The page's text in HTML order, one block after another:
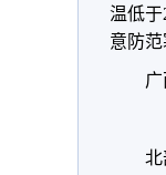
温低
意防
广
北